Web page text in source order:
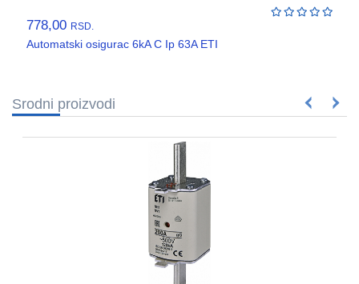
778,00 RSD.
Automatski osigurac 6kA C Ip 63A ETI
Srodni proizvodi